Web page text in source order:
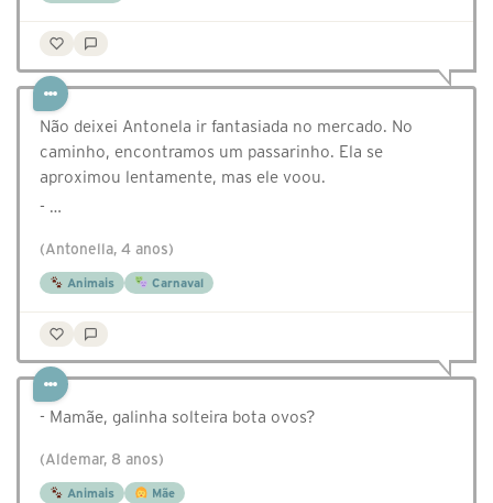
Não deixei Antonela ir fantasiada no mercado. No
caminho, encontramos um passarinho. Ela se
aproximou lentamente, mas ele voou.
- …
(Antonella, 4 anos)
Animais Carnaval
- Mamãe, galinha solteira bota ovos?
(Aldemar, 8 anos)
Animais Mãe